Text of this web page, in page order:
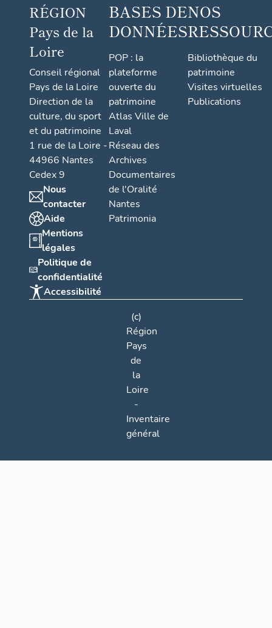
RÉGION
Pays de la
Loire
Conseil régional
Pays de la Loire
Direction de la
culture, du sport
et du patrimoine
1 rue de la Loire -
44966 Nantes
Cedex 9
Nous
contacter
Aide
Mentions
légales
Politique de
confidentialité
Accessibilité
BASES DE
DONNÉES
POP : la
plateforme
ouverte du
patrimoine
Atlas Ville de
Laval
Réseau des
Archives
Documentaires
de l'Oralité
Nantes
Patrimonia
NOS
Bibliothèque du
patrimoine
Visites virtuelles
Publications
(c)
Région
Pays
de
la
Loire
-
Inventaire
général